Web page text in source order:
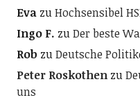
EvazuHochsensibel
Ingo F. zuDer beste
Rob zuDeutsche
Peter Roskothenzu
uns